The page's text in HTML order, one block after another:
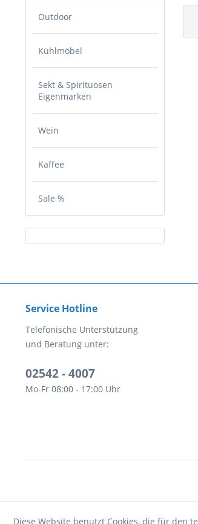
Outdoor
Kühlmöbel
Sekt & Spirituosen
Eigenmarken
Wein
Kaffee
Sale %
Service Hotline
Telefonische Unterstützung
und Beratung unter:
02542 - 4007
Mo-Fr 08:00 - 17:00 Uhr
Diese Website benutzt Cookies, die für den